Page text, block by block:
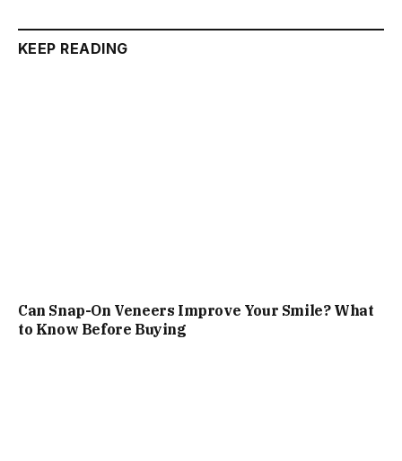
KEEP READING
Can Snap-On Veneers Improve Your Smile? What
to Know Before Buying